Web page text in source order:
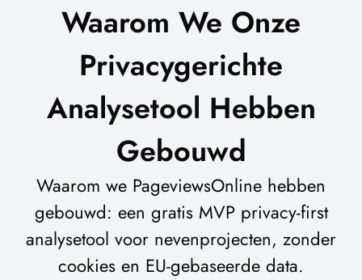
Waarom We Onze
Privacygerichte
Analysetool Hebben
Gebouwd
Waarom we PageviewsOnline hebben
gebouwd: een gratis MVP privacy-first
analysetool voor nevenprojecten, zonder
cookies en EU-gebaseerde data.